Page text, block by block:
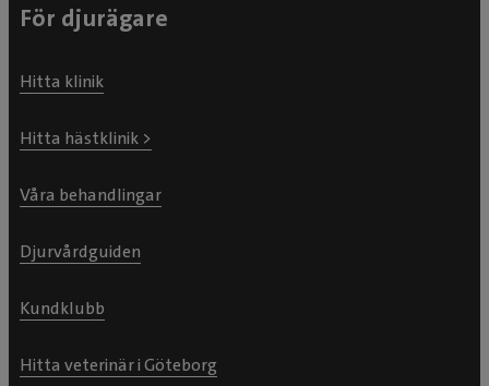
För djurägare
Hitta klinik
Hitta hästklinik >
Våra behandlingar
Djurvårdguiden
Kundklubb
Hitta veterinär i Göteborg